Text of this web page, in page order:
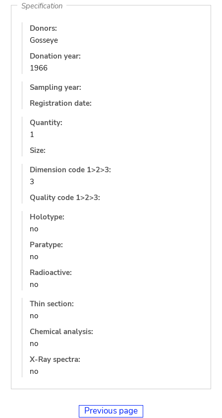
Specification
Donors:
Gosseye
Donation year:
1966
Sampling year:
Registration date:
Quantity:
1
Size:
Dimension code 1>2>3:
3
Quality code 1>2>3:
Holotype:
no
Paratype:
no
Radioactive:
no
Thin section:
no
Chemical analysis:
no
X-Ray spectra:
no
Previous page